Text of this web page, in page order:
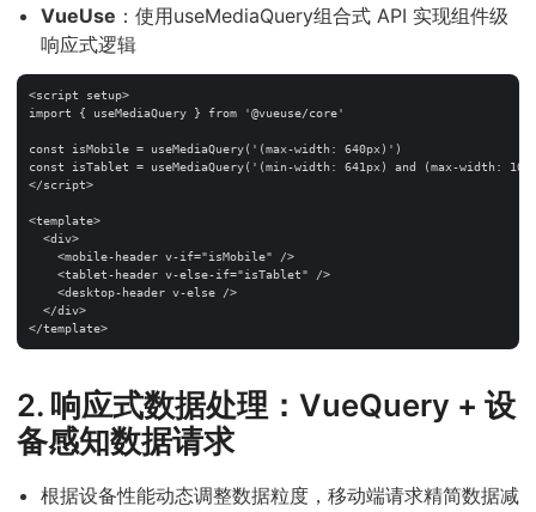
VueUse ：使用useMediaQuery组合式 API 实现组件级
响应式逻辑
<script setup>
import { useMediaQuery } from '@vueuse/core'
const isMobile = useMediaQuery('(max-width: 640px)')
const isTablet = useMediaQuery('(min-width: 641px) and (max-width:
</script>
<template>
  <div>
    <mobile-header v-if="isMobile" />
    <tablet-header v-else-if="isTablet" />
    <desktop-header v-else />
  </div>
2. 响应式数据处理：VueQuery + 设
备感知数据请求
根据设备性能动态调整数据粒度，移动端请求精简数据减